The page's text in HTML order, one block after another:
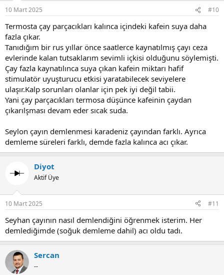
10 Mart 2025 #10
Termosta çay parçacıkları kalınca içindeki kafein suya daha
fazla çıkar.
Tanıdığım bir rus yıllar önce saatlerce kaynatılmış çayı ceza
evlerinde kalan tutsaklarım sevimli içkisi olduğunu söylemişti.
Çay fazla kaynatılınca suya çıkan kafein miktarı hafif
stimulatör uyuşturucu etkisi yaratabilecek seviyelere
ulaşır.Kalp sorunları olanlar için pek iyi değil tabii.
Yani çay parçacıkları termosa düşünce kafeinin çaydan
çıkarılşması devam eder sıcak suda.
Seylon çayın demlenmesi karadeniz çayından farklı. Ayrıca
demleme süreleri farklı, demde fazla kalınca acı çıkar.
Diyot
Aktif Üye
10 Mart 2025 #11
Seyhan çayının nasıl demlendiğini öğrenmek isterim. Her
demlediğimde (soğuk demleme dahil) acı oldu tadı.
Sercan
--